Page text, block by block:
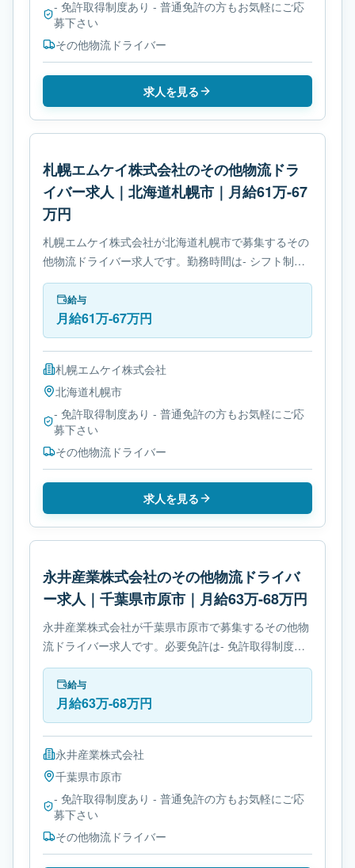
- 免許取得制度あり - 普通免許の方もお気軽にご応
募下さい
その他物流ドライバー
求人を見る
札幌エムケイ株式会社のその他物流ドラ
イバー求人｜北海道札幌市｜月給61万-67
万円
札幌エムケイ株式会社が北海道札幌市で募集するその
他物流ドライバー求人です。勤務時間は- シフト制で
す。必要免許は- 免許取得制度ありです。
給与
月給61万-67万円
札幌エムケイ株式会社
北海道札幌市
- 免許取得制度あり - 普通免許の方もお気軽にご応
募下さい
その他物流ドライバー
求人を見る
永井産業株式会社のその他物流ドライバ
ー求人｜千葉県市原市｜月給63万-68万円
永井産業株式会社が千葉県市原市で募集するその他物
流ドライバー求人です。必要免許は- 免許取得制度あ
りです。
給与
月給63万-68万円
永井産業株式会社
千葉県市原市
- 免許取得制度あり - 普通免許の方もお気軽にご応
募下さい
その他物流ドライバー